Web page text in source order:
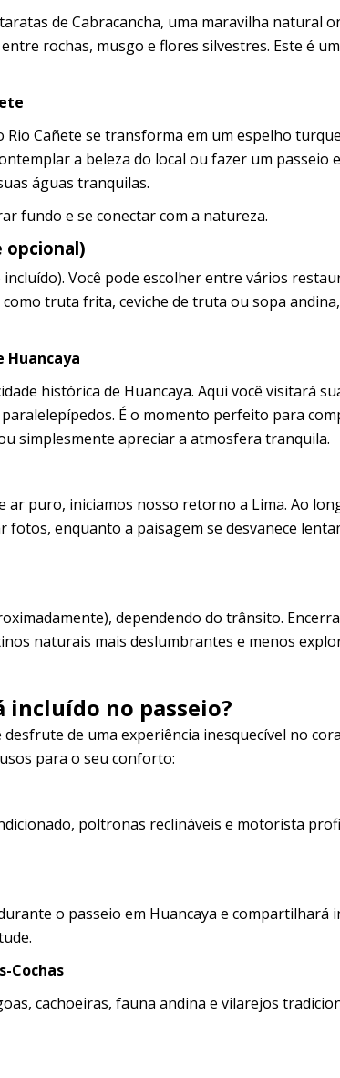
de Cabracancha, uma maravilha natural
rochas, musgo e flores silvestres. Este é
Cañete se transforma em um espelho
a beleza do local ou fazer um passeio
águas tranquilas.
fundo e se conectar com a natureza.
Você pode escolher entre vários
truta frita, ceviche de truta ou sopa
Huancaya
histórica de Huancaya. Aqui você visitará
É o momento perfeito para
simplesmente apreciar a atmosfera tranquila.
puro, iniciamos nosso retorno a Lima. Ao
enquanto a paisagem se desvanece
dependendo do trânsito.
naturais mais deslumbrantes e menos
incluído no passeio?
de uma experiência inesquecível no
para o seu conforto:
poltronas reclináveis ​​e motorista
o passeio em Huancaya e compartilhará
Cochas
cachoeiras, fauna andina e vilarejos